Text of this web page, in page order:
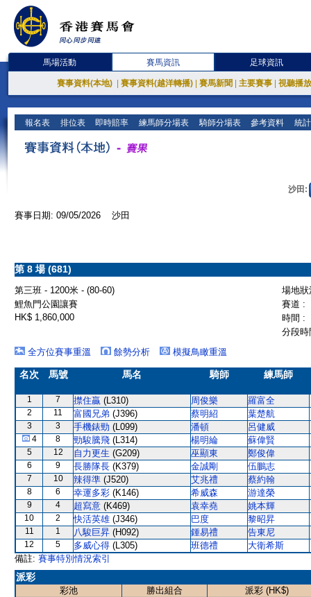
馬場活動 賽馬資訊 足球資訊
賽事資料(本地) 賽事資料(越洋轉播) 賽馬新聞 主要賽事 視聽播
報名表 排位表 即時賠率 練馬師分場表 騎師分場表 參考資料 統
沙田:
賽事日期: 09/05/2026 沙田
第 8 場 (681)
第三班 - 1200米 - (80-60)
場地
鯉魚門公園讓賽
賽道 :
HK$ 1,860,000
時間 :
分段
全方位賽事重溫
餘勢分析 模擬鳥瞰重溫
名次 馬號 馬名 騎師 練馬師
1 7 㩒住贏 (L310) 周俊樂 羅富全
2 11 富國兄弟 (J396) 蔡明紹 葉楚航
3 3 手機錶勁 (L099) 潘頓 呂健威
4 8 勁駿騰飛 (L314) 楊明綸 蘇偉賢
5 12 自力更生 (G209) 巫顯東 鄭俊偉
6 9 長勝隊長 (K379) 金誠剛 伍鵬志
7 10 辣得準 (J520) 艾兆禮 蔡約翰
8 6 幸運多彩 (K146) 希威森 游達榮
9 4 超寫意 (K469) 袁幸堯 姚本輝
10 2 快活英雄 (J346) 巴度 黎昭昇
11 1 八駿巨昇 (H092) 鍾易禮 告東尼
12 5 多威心得 (L305) 班德禮
大衛希斯
備註: 賽事特別情況索引
派彩
彩池 勝出組合
派彩 (HK$)